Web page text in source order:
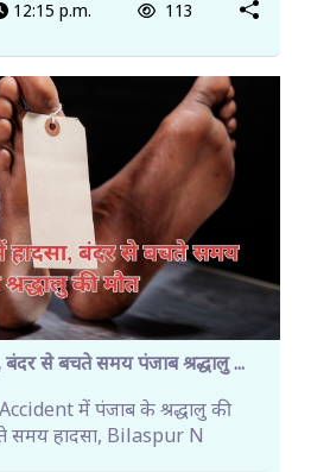
12:15 p.m. 113
बंदर से बचते समय पंजाब श्रद्धालु ...
में पंजाब के श्रद्धालु की
समय हादसा, Bilaspur N